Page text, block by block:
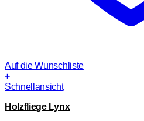
Auf die Wunschliste
+
Schnellansicht
Holzfliege Lynx